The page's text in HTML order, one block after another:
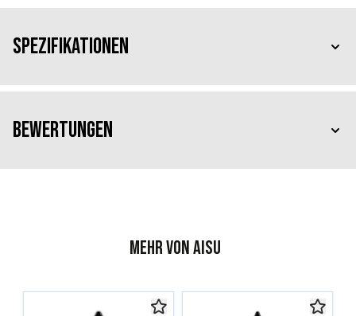
Spezifikationen
Bewertungen
Mehr von AISU